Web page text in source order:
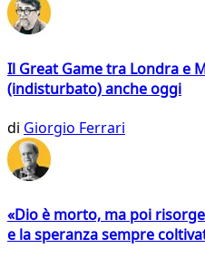
Il Great Game tra Londra e
(indisturbato) anche oggi
di Giorgio Ferrari
«Dio è morto, ma poi
e la speranza sempre